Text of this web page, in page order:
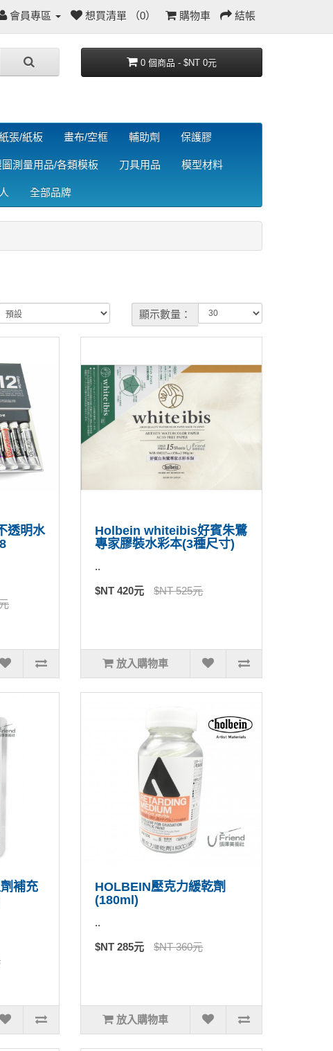
會員專區 想買清單 （0） 購物車 結帳
0 個商品 - $NT 0元
張/紙板 畫布/空框 輔助劑 保護膠
圖測量用品/各類模板 刀具用品 模型材料
全部品牌
顯示數量：
透明水
Holbein whiteibis好賓朱鷺
專家膠裝水彩本(3種尺寸)
..
$NT 420元 $NT 525元
放入購物車
補充
HOLBEIN壓克力緩乾劑
(180ml)
..
$NT 285元 $NT 360元
放入購物車